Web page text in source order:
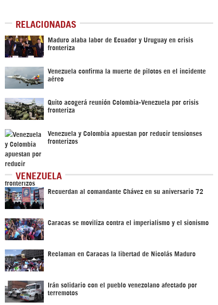
RELACIONADAS
Maduro alaba labor de Ecuador y Uruguay en crisis
fronteriza
Venezuela confirma la muerte de pilotos en el incidente
aéreo
Quito acogerá reunión Colombia-Venezuela por crisis
fronteriza
Venezuela y Colombia apuestan por reducir tensionses
fronterizos
VENEZUELA
Recuerdan al comandante Chávez en su aniversario 72
Caracas se moviliza contra el imperialismo y el sionismo
Reclaman en Caracas la libertad de Nicolás Maduro
Irán solidario con el pueblo venezolano afectado por
terremotos